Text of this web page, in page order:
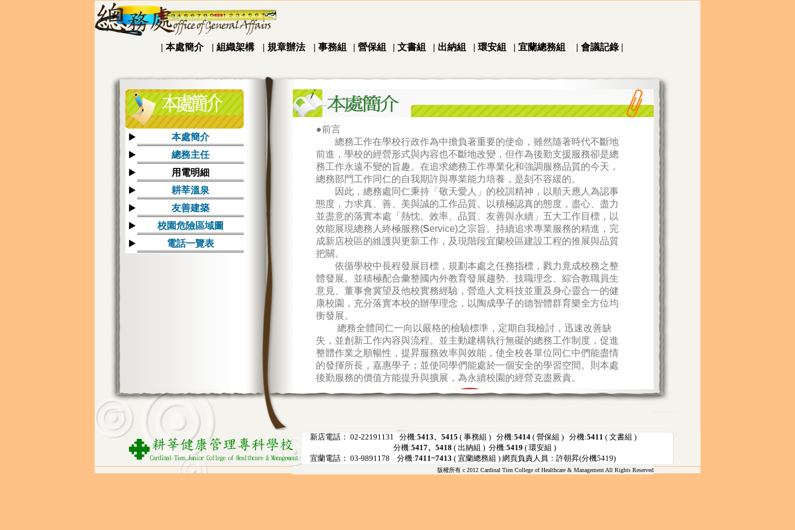
| 本處簡介 | 組織架構 | 規章辦法 | 事務組 | 營保組 | 文書組 | 出納組 | 環安組 | 宜蘭總務組 | 會議記錄|
本處簡介
總務主任
用電明細
耕莘溫泉
友善建築
校園危險區域圖
電話一覽表
新店電話： 02-22191131 分機:5413、5415 ( 事務組 ) 分機:5414 ( 營保組 ) 分機:5411 ( 文書組 )
分機:5417、5418 ( 出納組 ) 分機:5419 ( 環安組 )
宜蘭電話： 03-9891178 分機:7411~7413 ( 宜蘭總務組 ) 網頁負責人員：許朝昇(分機5419)
版權所有 c 2012 Cardinal Tien College of Healthcare & Management All Rights Reserved